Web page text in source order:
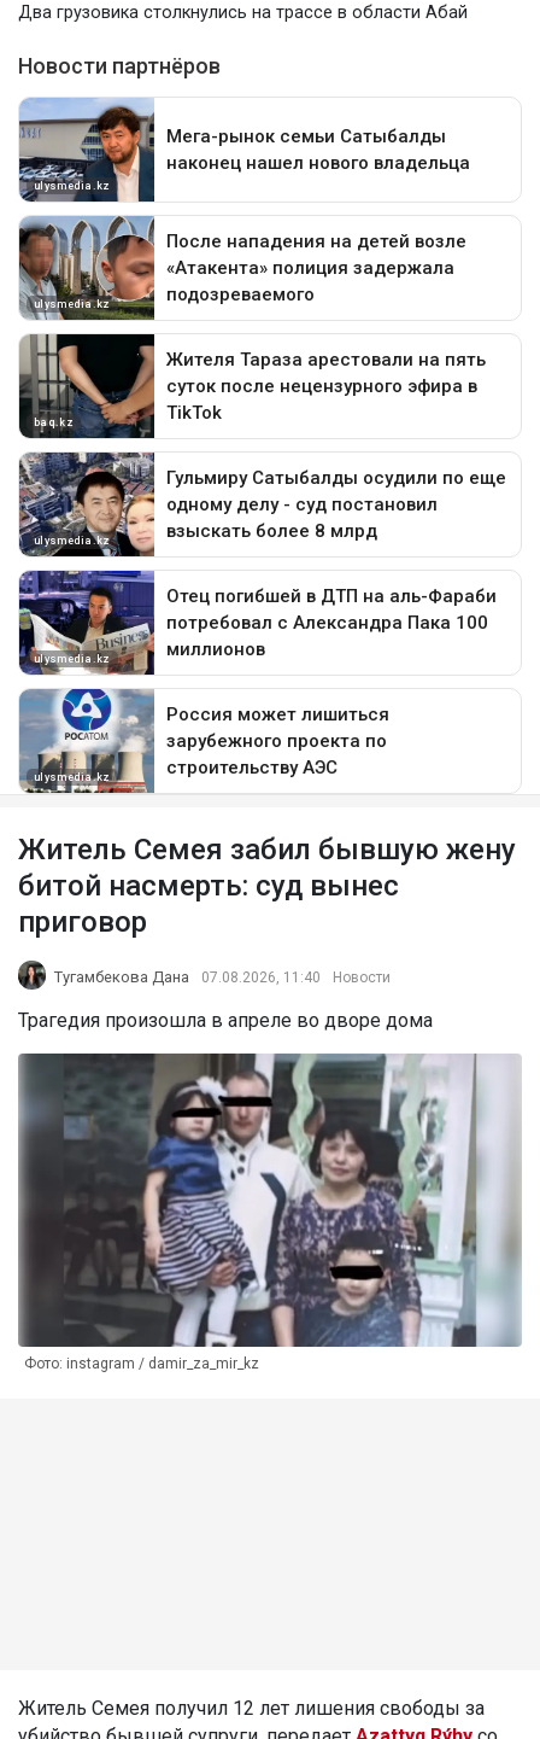
Два грузовика столкнулись на трассе в области Абай
Житель Семея забил бывшую жену
битой насмерть: суд вынес
приговор
Тугамбекова Дана 07.08.2026, 11:40 Новости
Трагедия произошла в апреле во дворе дома
Фото: instagram / damir_za_mir_kz
Житель Семея получил 12 лет лишения свободы за